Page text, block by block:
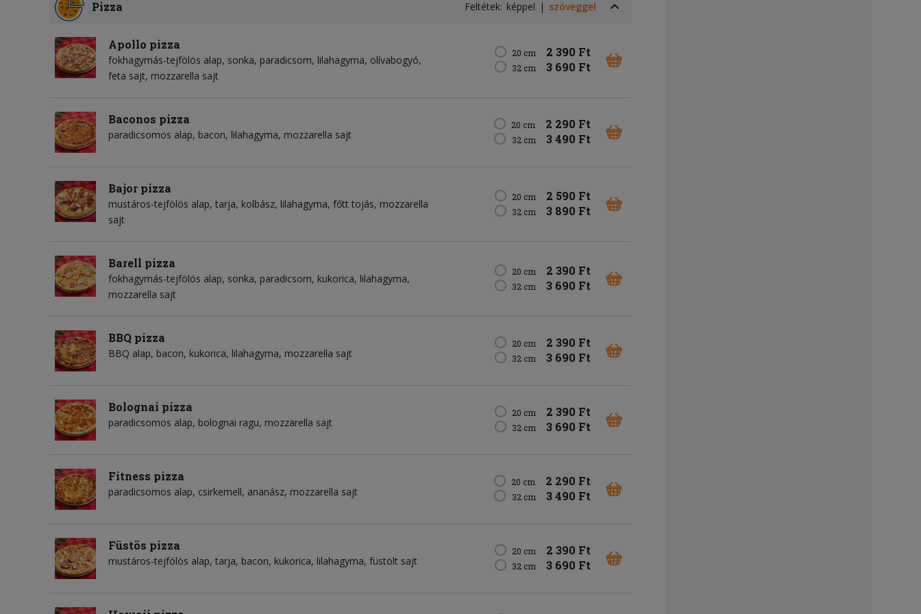
Pizza Feltétek: képpel szöveggel
Apollo pizza
fokhagymás-tejfölös alap sonka paradicsom lilahagyma olívabogyó
feta sajt mozzarella sajt
20 cm 2 390 Ft
32 cm 3 690 Ft
Baconos pizza
paradicsomos alap bacon lilahagyma mozzarella sajt
20 cm 2 290 Ft
32 cm 3 490 Ft
Bajor pizza
mustáros-tejfölös alap tarja kolbász lilahagyma főtt tojás mozzarella
sajt
20 cm 2 590 Ft
32 cm 3 890 Ft
Barell pizza
fokhagymás-tejfölös alap sonka paradicsom kukorica lilahagyma
mozzarella sajt
20 cm 2 390 Ft
32 cm 3 690 Ft
BBQ pizza
BBQ alap bacon kukorica lilahagyma mozzarella sajt
20 cm 2 390 Ft
32 cm 3 690 Ft
Bolognai pizza
paradicsomos alap bolognai ragu mozzarella sajt
20 cm 2 390 Ft
32 cm 3 690 Ft
Fitness pizza
paradicsomos alap csirkemell ananász mozzarella sajt
20 cm 2 290 Ft
32 cm 3 490 Ft
Füstös pizza
mustáros-tejfölös alap tarja bacon kukorica lilahagyma füstölt sajt
20 cm 2 390 Ft
32 cm 3 690 Ft